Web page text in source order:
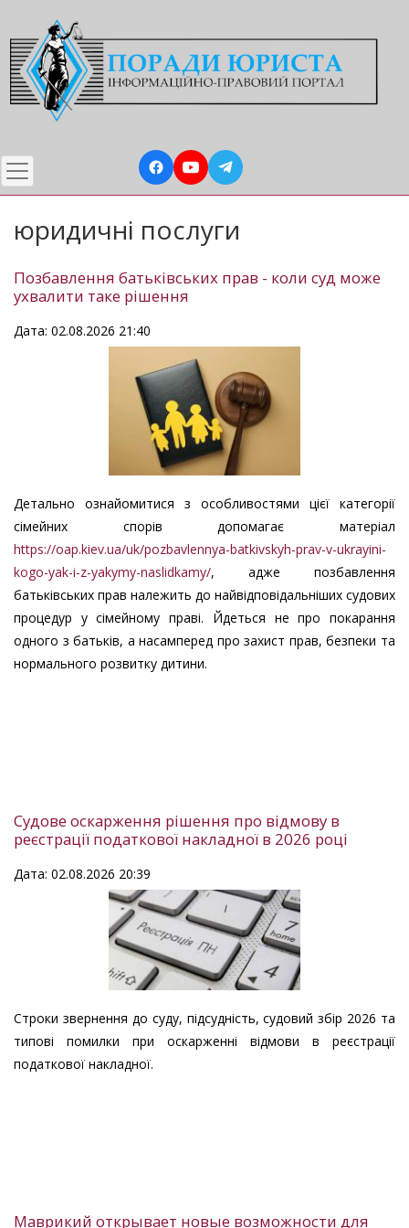
до
основного
вмісту
юридичні послуги
Позбавлення батьківських прав - коли суд може
ухвалити таке рішення
Дата: 02.08.2026 21:40
Детально ознайомитися з особливостями цієї категорії
сімейних спорів допомагає матеріал
https://oap.kiev.ua/uk/pozbavlennya-batkivskyh-prav-v-ukrayini-
kogo-yak-i-z-yakymy-naslidkamy/, адже позбавлення
батьківських прав належить до найвідповідальніших судових
процедур у сімейному праві. Йдеться не про покарання
одного з батьків, а насамперед про захист прав, безпеки та
нормального розвитку дитини.
Судове оскарження рішення про відмову в
реєстрації податкової накладної в 2026 році
Дата: 02.08.2026 20:39
Строки звернення до суду, підсудність, судовий збір 2026 та
типові помилки при оскарженні відмови в реєстрації
податкової накладної.
Маврикий открывает новые возможности для